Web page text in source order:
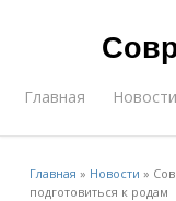
Главная Новости
Главная » Новости »
подготовиться к родам